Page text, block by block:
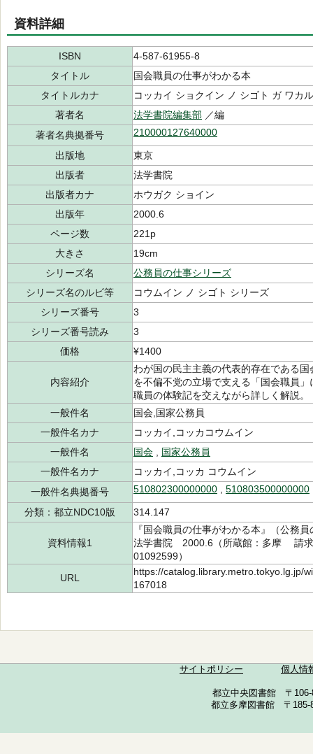
資料詳細
ISBN
4-587-61955-8
タイトル
国会職員の仕事がわかる本
タイトルカナ
コッカイ ショクイン ノ シゴト ガ ワカ
著者名
法学書院編集部 ／編
著者名典拠番号
210000127640000
出版地
東京
出版者
法学書院
出版者カナ
ホウガク ショイン
出版年
2000.6
ページ数
221p
大きさ
19cm
シリーズ名
公務員の仕事シリーズ
シリーズ名のルビ等
コウムイン ノ シゴト シリーズ
シリーズ番号
3
シリーズ番号読み
3
価格
¥1400
内容紹介
わが国の民主主義の代表的存在である
を不偏不党の立場で支える「国会職員
職員の体験記を交えながら詳しく解説。
一般件名
国会,国家公務員
一般件名カナ
コッカイ,コッカコウムイン
一般件名
国会
国家公務員
一般件名カナ
コッカイ,コッカ コウムイン
一般件名典拠番号
510802300000000 510803500000000
分類：都立NDC10版 314.147
資料情報1
『国会職員の仕事がわかる本』（公
法学書院 2000.6（所蔵館：多摩 請
01092599）
URL
https://catalog.library.metro.tokyo.lg.jp/
167018
サイトポリシー 個人情
都立中央図書館 〒
都立多摩図書館 〒185-